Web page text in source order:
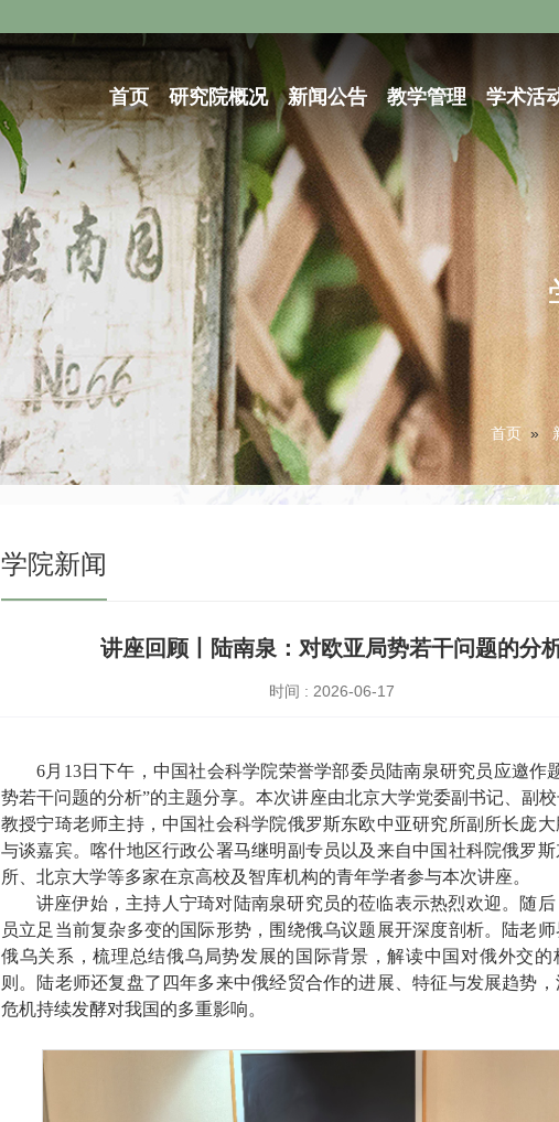
首页 研究院概况 新闻公告 教学管理 学术活
首页 »
学院新闻
讲座回顾丨陆南泉：对欧亚局势若干问题的分
时间 : 2026-06-17
6月 13日下午，中国社会科学院荣誉学部委员陆南泉研究员应邀作
势若干问题的分析”的主题分享。本次讲座由北京大学党委副书记、副
教授宁琦老师主持，中国社会科学院俄罗斯东欧中亚研究所副所长庞
与谈嘉宾。喀什地区行政公署马继明副专员以及来自中国社科院俄罗
所、北京大学等多家在京高校及智库机构的青年学者参与本次讲座。
讲座伊始，主持人宁琦对陆南泉研究员的莅临表示热烈欢迎。随
员立足当前复杂多变的国际形势，围绕俄乌议题展开深度剖析。陆老
俄乌关系，梳理总结俄乌局势发展的国际背景，解读中国对俄外交的
则。陆老师还复盘了四年多来中俄经贸合作的进展、特征与发展趋势
危机持续发酵对我国的多重影响。